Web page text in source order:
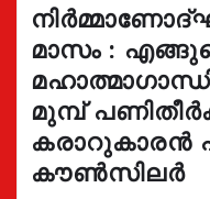
മാസം :
മുമ്പ്
കരാറുകാരൻ
കൗൺസിലർ